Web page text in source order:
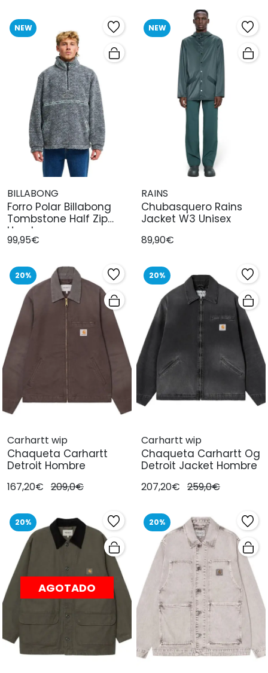
NEW
BILLABONG
Forro Polar Billabong
Tombstone Half Zip
Hombre
99,95€
NEW
RAINS
Chubasquero Rains
Jacket W3 Unisex
89,90€
20%
Carhartt wip
Chaqueta Carhartt
Detroit Hombre
167,20€ 209,0€
20%
Carhartt wip
Chaqueta Carhartt Og
Detroit Jacket Hombre
207,20€ 259,0€
20%
AGOTADO
20%